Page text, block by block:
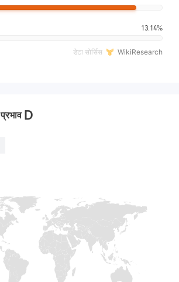
13.14%
डेटा सोर्सिस WikiResearch
प्रभाव D